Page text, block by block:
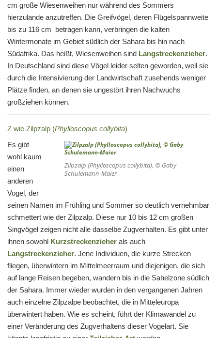
cm große Wiesenweihen nur während des Sommers
hierzulande anzutreffen. Die Greifvögel, deren Flügelspannweite
bis zu 116 cm betragen kann, verbringen die kalten
Wintermonate im Gebiet südlich der Sahara bis hin nach
Südafrika. Das heißt, Wiesenweihen sind Langstreckenzieher.
In Deutschland sind diese Vögel leider selten geworden, weil sie
durch die Intensivierung der Landwirtschaft zusehends weniger
Plätze finden, an denen sie ungestört ihren Nachwuchs
großziehen können.
Z wie Zilpzalp (Phylloscopus collybita)
Zilpzalp (Phylloscopus collybita), © Gaby
Schulemann-Maier
Es gibt
wohl kaum
einen
anderen
Vogel, der
seinen Namen im Frühling und Sommer so deutlich vernehmbar
schmettert wie der Zilpzalp. Diese nur 10 bis 12 cm großen
Singvögel zeigen nicht alle dasselbe Zugverhalten. Es gibt unter
ihnen sowohl Kurzstreckenzieher als auch
Langstreckenzieher. Jene Individuen, die kurze Strecken
fliegen, überwintern im Mittelmeerraum und diejenigen, die sich
auf lange Reisen begeben, wandern bis in die Sahelzone südlich
der Sahara. Immer wieder wurden in den vergangenen Jahren
auch einzelne Zilpzalpe beobachtet, die in Mitteleuropa
überwintert haben. Wie es scheint, führt der Klimawandel zu
einer Veränderung des Zugverhaltens dieser Vogelart. Sie